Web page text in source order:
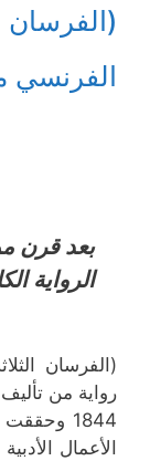
(الفرسان
الفرنسي
بعد قرن
الرواية
رواية من
1844
الأعمال